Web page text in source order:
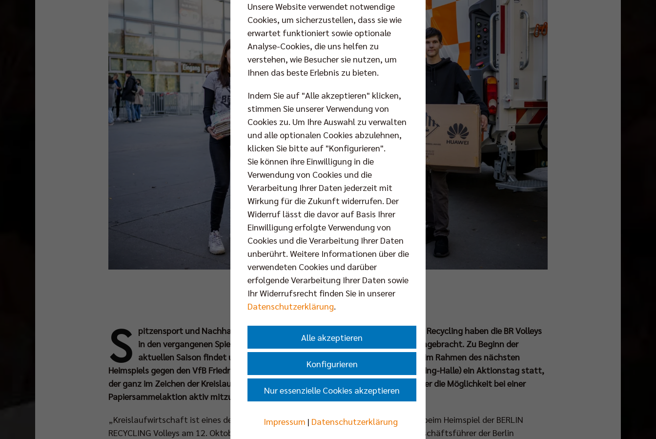
Foto: citypress/Pohl
S pitzensport und Nachhaltigkeit – gemeinsam mit ihrem Titelsponsor Berlin Recycling haben die BR Volleys
in den vergangenen Spielzeiten diese Themen bereits erfolgreich zusammengebracht. Zu Beginn der
aktuellen Saison findet unter dem Motto „Bring den Kreislauf in Schwung“ im Rahmen des nächsten
Heimspiels gegen den VfB Friedrichshafen (12. Okt um 18.00 Uhr in der Max-Schmeling-Halle) ein Aktionstag statt,
der ganz im Zeichen der Kreislaufwirtschaft steht. Unter anderem haben Fans wieder die Möglichkeit bei einer
Papiersammelaktion aktiv mitzumachen und den Kreislauf anzukurbeln.
„Kreislaufwirtschaft ist eines der großen Zukunftsthemen, deshalb wollen wir das beim Heimspiel der BERLIN
RECYCLING Volleys am 12. Oktober erlebbar machen,“ erläutert Sascha Förster, Geschäftsführer der Berlin
Unsere Website verwendet notwendige
Cookies, um sicherzustellen, dass sie wie
erwartet funktioniert sowie optionale
Analyse-Cookies, die uns helfen zu
verstehen, wie Besucher sie nutzen, um
Ihnen das beste Erlebnis zu bieten.
Indem Sie auf "Alle akzeptieren" klicken,
stimmen Sie unserer Verwendung von
Cookies zu. Um Ihre Auswahl zu verwalten
und alle optionalen Cookies abzulehnen,
klicken Sie bitte auf "Konfigurieren".
Sie können ihre Einwilligung in die
Verwendung von Cookies und die
Verarbeitung Ihrer Daten jederzeit mit
Wirkung für die Zukunft widerrufen. Der
Widerruf lässt die davor auf Basis Ihrer
Einwilligung erfolgte Verwendung von
Cookies und die Verarbeitung Ihrer Daten
unberührt. Weitere Informationen über die
verwendeten Cookies und darüber
erfolgende Verarbeitung Ihrer Daten sowie
Ihr Widerrufsrecht finden Sie in unserer
Datenschutzerklärung.
Alle akzeptieren
Konfigurieren
Nur essenzielle Cookies akzeptieren
Impressum | Datenschutzerklärung